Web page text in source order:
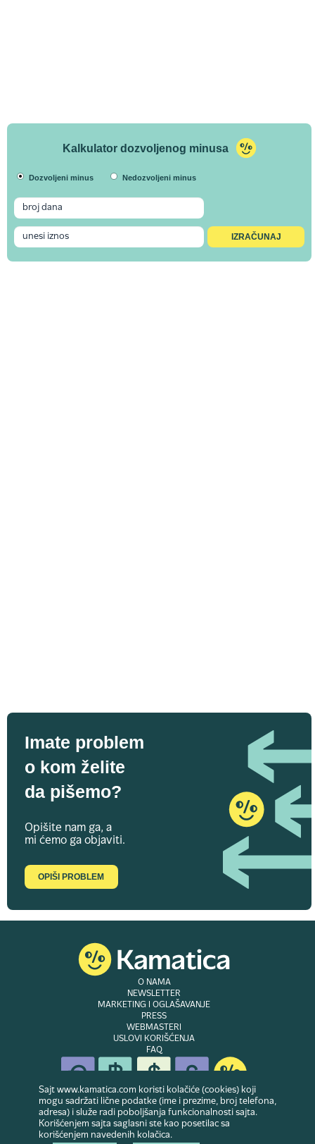
Kalkulator dozvoljenog minusa
Dozvoljeni minus Nedozvoljeni minus
Imate problem
o kom želite
da pišemo?
Opišite nam ga, a
mi ćemo ga objaviti.
OPIŠI PROBLEM
O NAMA
NEWSLETTER
MARKETING I OGLAŠAVANJE
PRESS
WEBMASTERI
USLOVI KORIŠĆENJA
FAQ
© Copyright 2007-2026. Website developed & owned byDubes doo
zadržana
Sajt www.kamatica.com koristi kolačiće (cookies) koji
mogu sadržati lične podatke (ime i prezime, broj telefona,
adresa) i služe radi poboljšanja funkcionalnosti sajta.
Korišćenjem sajta saglasni ste kao posetilac sa
korišćenjem navedenih kolačica.